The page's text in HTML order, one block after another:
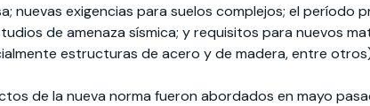
nuevas exigencias para suelos complejos; el período
de amenaza sísmica; y requisitos para nuevos
estructuras de acero y de madera, entre
de la nueva norma fueron abordados en mayo